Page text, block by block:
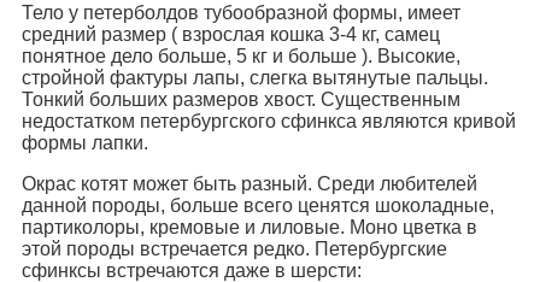
Тело у петерболдов тубообразной формы, имеет
средний размер ( взрослая кошка 3-4 кг, самец
понятное дело больше, 5 кг и больше ). Высокие,
стройной фактуры лапы, слегка вытянутые пальцы.
Тонкий больших размеров хвост. Существенным
недостатком петербургского сфинкса являются кривой
формы лапки.
Окрас котят может быть разный. Среди любителей
данной породы, больше всего ценятся шоколадные,
партиколоры, кремовые и лиловые. Моно цветка в
этой породы встречается редко. Петербургские
сфинксы встречаются даже в шерсти: